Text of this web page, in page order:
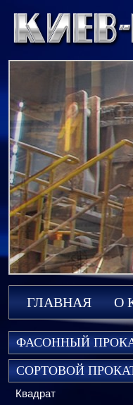
ГЛАВНАЯ О
ФАСОННЫЙ
СОРТОВОЙ
Квадрат